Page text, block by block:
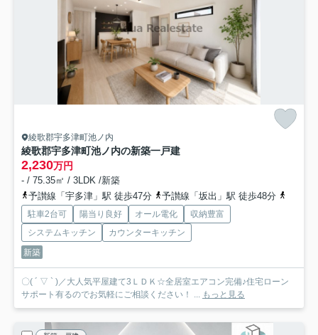
綾歌郡宇多津町池ノ内
綾歌郡宇多津町池ノ内の新築一戸建
2,230万円
- / 75.35㎡ / 3LDK /新築
予讃線「宇多津」駅 徒歩47分
予讃線「坂出」駅 徒歩48分
駐車2台可 陽当り良好 オール電化
収納豊富
システムキッチン
カウンターキッチン
新築
〇( ´ ▽ ` )／大人気平屋建て3ＬＤＫ☆全居室エアコン完備♪住宅ローン
もっと見る